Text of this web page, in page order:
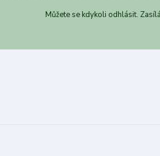
Můžete se kdykoli odhlásit.